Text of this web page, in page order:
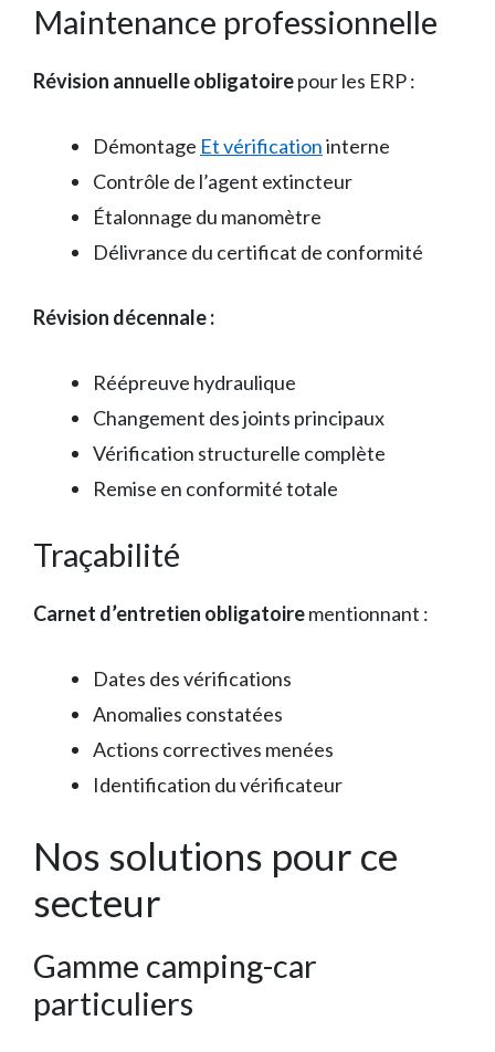
Maintenance professionnelle
Révision annuelle obligatoirepour les ERP :
Démontage Et vérificationinterne
Contrôle de l’agent extincteur
Étalonnage du manomètre
Délivrance du certificat de conformité
Révision décennale :
Réépreuve hydraulique
Changement des joints principaux
Vérification structurelle complète
Remise en conformité totale
Traçabilité
Carnet d’entretien obligatoirementionnant :
Dates des vérifications
Anomalies constatées
Actions correctives menées
Identification du vérificateur
Nos solutions pour ce
secteur
Gamme camping-car
particuliers